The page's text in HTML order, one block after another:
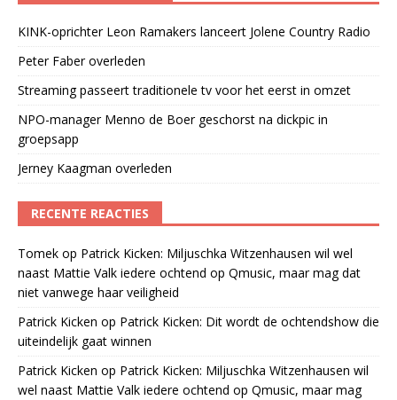
KINK-oprichter Leon Ramakers lanceert Jolene Country Radio
Peter Faber overleden
Streaming passeert traditionele tv voor het eerst in omzet
NPO-manager Menno de Boer geschorst na dickpic in
groepsapp
Jerney Kaagman overleden
RECENTE REACTIES
Tomek op Patrick Kicken: Miljuschka Witzenhausen wil wel
naast Mattie Valk iedere ochtend op Qmusic, maar mag dat
niet vanwege haar veiligheid
Patrick Kicken op Patrick Kicken: Dit wordt de ochtendshow die
uiteindelijk gaat winnen
Patrick Kicken op Patrick Kicken: Miljuschka Witzenhausen wil
wel naast Mattie Valk iedere ochtend op Qmusic, maar mag